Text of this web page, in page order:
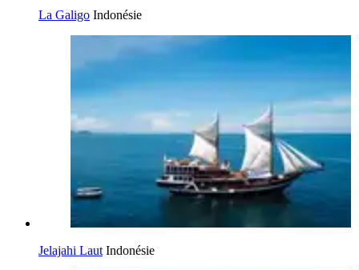
La Galigo Indonésie
Jelajahi Laut Indonésie